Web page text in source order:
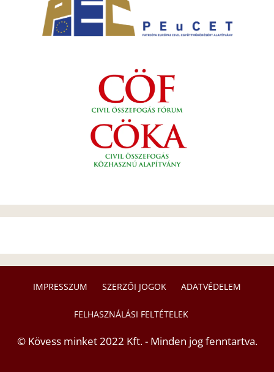
IMPRESSZUM SZERZŐI JOGOK ADATVÉDELEM
FELHASZNÁLÁSI FELTÉTELEK
© Kövess minket 2022 Kft. - Minden jog fenntartva.